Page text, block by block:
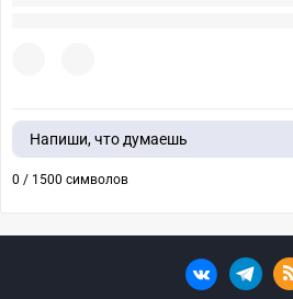
Напиши, что думаешь
0 / 1500 символов